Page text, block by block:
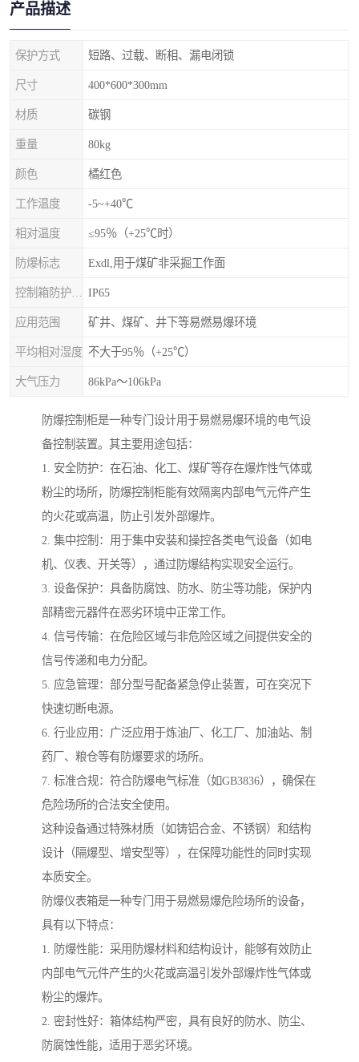
产品描述
保护方式 短路、过载、断相、漏电闭锁
尺寸 400*600*300mm
材质 碳钢
重量 80kg
颜色 橘红色
工作温度 -5~+40℃
相对温度 ≤95％（+25℃时）
防爆标志 Exdl,用于煤矿非采掘工作面
IP65
应用范围 矿井、煤矿、井下等易燃易爆环境
平均相对湿度 不大于95％（+25℃）
大气压力 86kPa～106kPa
防爆控制柜是一种专门设计用于易燃易爆环境的电气设
备控制装置。其主要用途包括：
1. 安全防护：在石油、化工、煤矿等存在爆炸性气体或
粉尘的场所，防爆控制柜能有效隔离内部电气元件产生
的火花或高温，防止引发外部爆炸。
2. 集中控制：用于集中安装和操控各类电气设备（如电
机、仪表、开关等），通过防爆结构实现安全运行。
3. 设备保护：具备防腐蚀、防水、防尘等功能，保护内
部精密元器件在恶劣环境中正常工作。
4. 信号传输：在危险区域与非危险区域之间提供安全的
信号传递和电力分配。
5. 应急管理：部分型号配备紧急停止装置，可在突况下
快速切断电源。
6. 行业应用：广泛应用于炼油厂、化工厂、加油站、制
药厂、粮仓等有防爆要求的场所。
7. 标准合规：符合防爆电气标准（如GB3836），确保在
危险场所的合法安全使用。
这种设备通过特殊材质（如铸铝合金、不锈钢）和结构
设计（隔爆型、增安型等），在保障功能性的同时实现
本质安全。
防爆仪表箱是一种专门用于易燃易爆危险场所的设备，
具有以下特点：
1. 防爆性能：采用防爆材料和结构设计，能够有效防止
内部电气元件产生的火花或高温引发外部爆炸性气体或
粉尘的爆炸。
2. 密封性好：箱体结构严密，具有良好的防水、防尘、
防腐蚀性能，适用于恶劣环境。